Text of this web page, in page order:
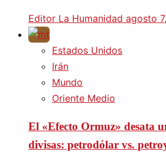
Editor La Humanidad agosto
Estados Unidos
Irán
Mundo
Oriente Medio
El «Efecto Ormuz» desata
divisas: petrodólar vs.